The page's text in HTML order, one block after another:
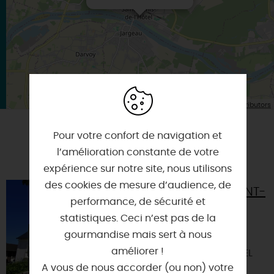
Leaflet| Map data © OpenStreetMap contributors
A TESTER ÉGALEMENT SUR PLACE OU À
PROXIMITÉ
MAIRIE DE SAINT-
DENIS-DE-
L'HOTEL
45550 - SAINT-
DENIS-DE-L'HOTEL
Pour votre confort de navigation et
l’amélioration constante de votre
expérience sur notre site, nous utilisons
des cookies de mesure d’audience, de
performance, de sécurité et
statistiques. Ceci n’est pas de la
gourmandise mais sert à nous
améliorer !
A vous de nous accorder (ou non) votre